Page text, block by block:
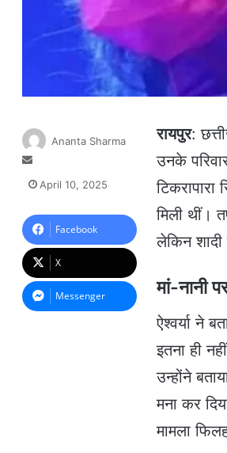
रायपुर:
उनके
मिली थीं।
लेकिन
मां-नानी
ऐश्वर्या ने
इतना ही
उन्होंने
मना कर
मामला
Ananta Sharma
e
a
n
e
m
a
i
April 10, 2025
Facebook
X
Messenger